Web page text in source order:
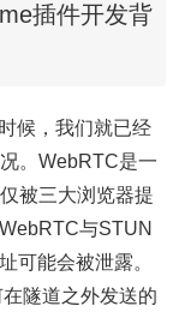
插件开发背
候，我们就已经
。WebRTC是一
被三大浏览器提
与STUN
可能会被泄露。
隧道之外发送的